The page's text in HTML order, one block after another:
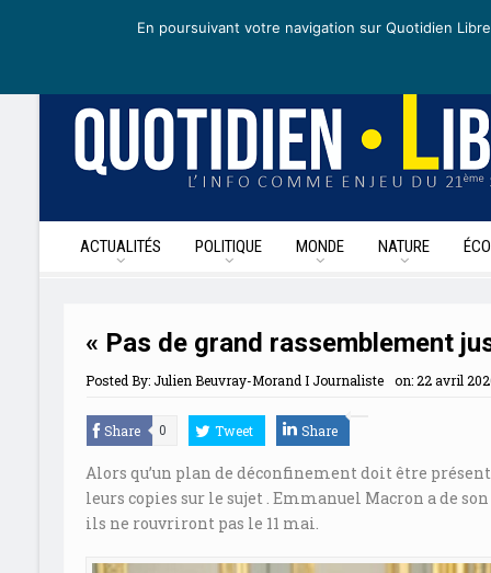
dimanche 3 mai 2020 I Édition de la journée Recevoir nos
ACTUALITÉS POLITIQUE MONDE NATURE
« Pas de grand rassemblement
Posted By:Julien Beuvray-Morand I Journaliste on:22 avril
Share 0 Tweet Share
Alors qu’un plan de déconfinement doit être
leurs copies sur le sujet . Emmanuel Macron a de
ils ne rouvriront pas le 11 mai.
En poursuivant votre navigation sur Quotidien